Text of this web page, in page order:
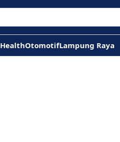
HealthOtomotifLampung Raya